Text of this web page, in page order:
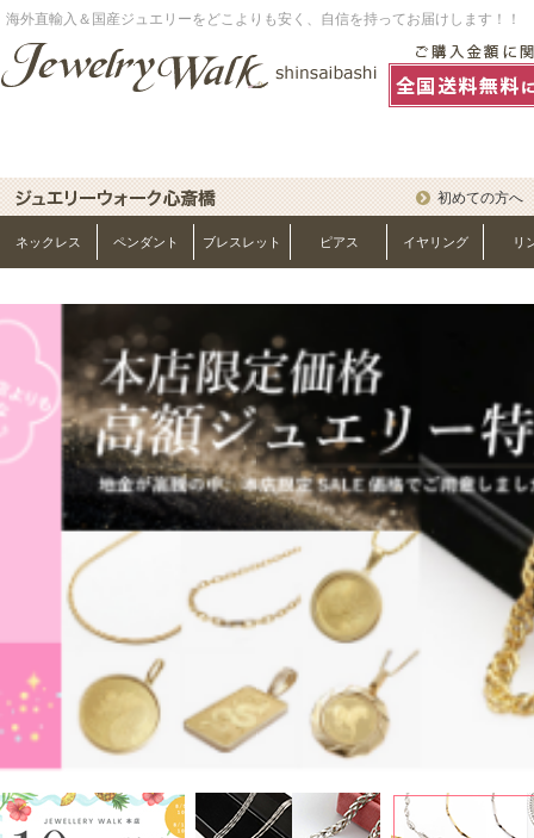
海外直輸入＆国産ジュエリーをどこよりも安く、自信を持ってお届けします！！
初めての方へ
ネックレス ペンダント ブレスレット ピアス イヤリング リ